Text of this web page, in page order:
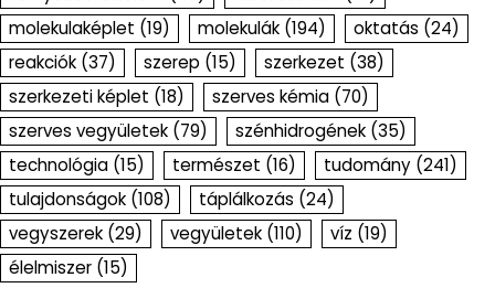
molekulaképlet (19) molekulák (194) oktatás (24)
reakciók (37) szerep (15) szerkezet (38)
szerkezeti képlet (18) szerves kémia (70)
szerves vegyületek (79) szénhidrogének (35)
technológia (15) természet (16) tudomány (241)
tulajdonságok (108) táplálkozás (24)
vegyszerek (29) vegyületek (110) víz (19)
élelmiszer (15)